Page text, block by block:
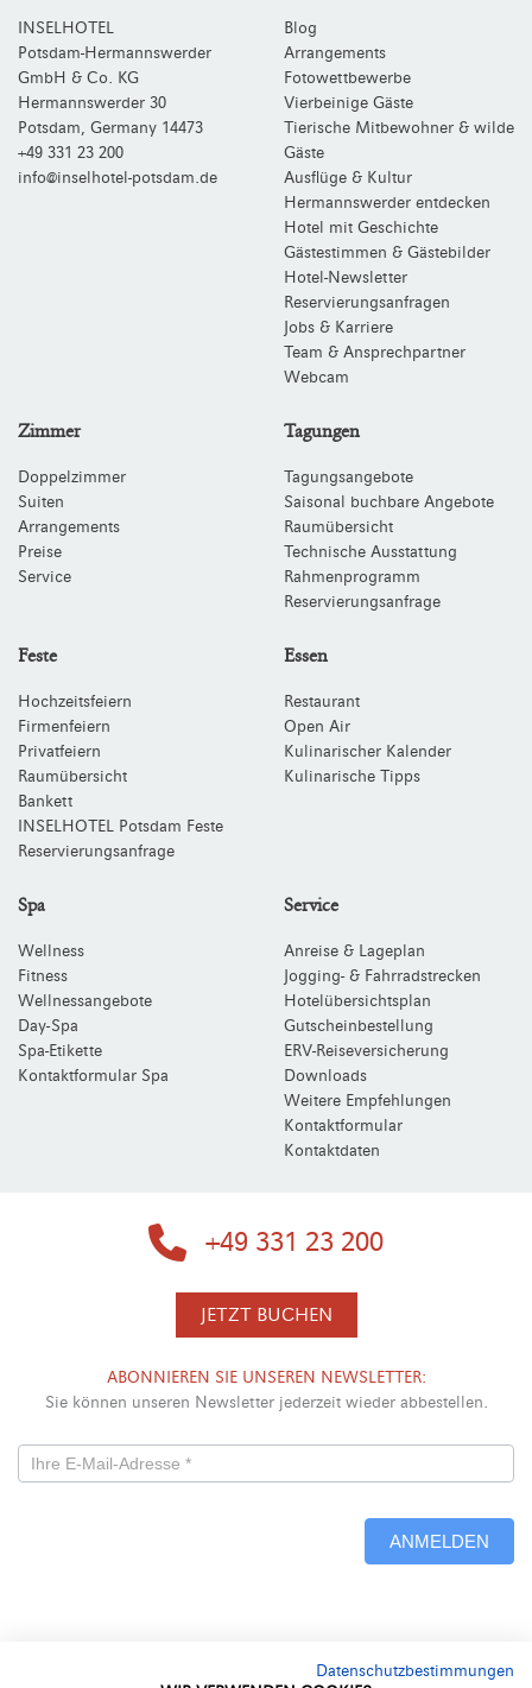
INSELHOTEL
Potsdam-Hermannswerder
GmbH & Co. KG
Hermannswerder 30
Potsdam, Germany 14473
+49 331 23 200
info@inselhotel-potsdam.de
Blog
Arrangements
Fotowettbewerbe
Vierbeinige Gäste
Tierische Mitbewohner & wilde
Gäste
Ausflüge & Kultur
Hermannswerder entdecken
Hotel mit Geschichte
Gästestimmen & Gästebilder
Hotel-Newsletter
Reservierungsanfragen
Jobs & Karriere
Team & Ansprechpartner
Webcam
Zimmer
Doppelzimmer
Suiten
Arrangements
Preise
Service
Tagungen
Tagungsangebote
Saisonal buchbare Angebote
Raumübersicht
Technische Ausstattung
Rahmenprogramm
Reservierungsanfrage
Feste
Hochzeitsfeiern
Firmenfeiern
Privatfeiern
Raumübersicht
Bankett
INSELHOTEL Potsdam Feste
Reservierungsanfrage
Essen
Restaurant
Open Air
Kulinarischer Kalender
Kulinarische Tipps
Spa
Wellness
Fitness
Wellnessangebote
Day-Spa
Spa-Etikette
Kontaktformular Spa
Service
Anreise & Lageplan
Jogging- & Fahrradstrecken
Hotelübersichtsplan
Gutscheinbestellung
ERV-Reiseversicherung
Downloads
Weitere Empfehlungen
Kontaktformular
Kontaktdaten
+49 331 23 200
JETZT BUCHEN
ABONNIEREN SIE UNSEREN NEWSLETTER:
Sie können unseren Newsletter jederzeit wieder abbestellen.
Newsletterformular
ANMELDEN
Datenschutzbestimmungen